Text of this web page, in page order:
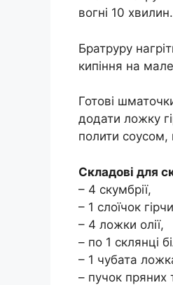
вогні 10 хвилин.
Братруру
кипіння на
Готові
додати ложку
полити соусом,
Складові для
– 4 скумбрії,
– 1 слоїчок
– 4 ложки олії,
– по 1 склянці
– 1 чубата
– пучок пряних